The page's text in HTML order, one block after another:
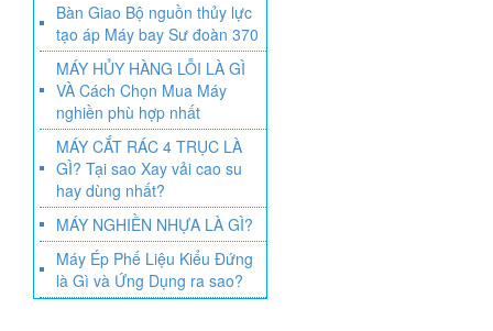
Bàn Giao Bộ nguồn thủy lực
tạo áp Máy bay Sư đoàn 370
MÁY HỦY HÀNG LỖI LÀ GÌ
VÀ Cách Chọn Mua Máy
nghiền phù hợp nhất
MÁY CẮT RÁC 4 TRỤC LÀ
GÌ? Tại sao Xay vải cao su
hay dùng nhất?
MÁY NGHIỀN NHỰA LÀ GÌ?
Máy Ép Phế Liệu Kiểu Đứng
là Gì và Ứng Dụng ra sao?